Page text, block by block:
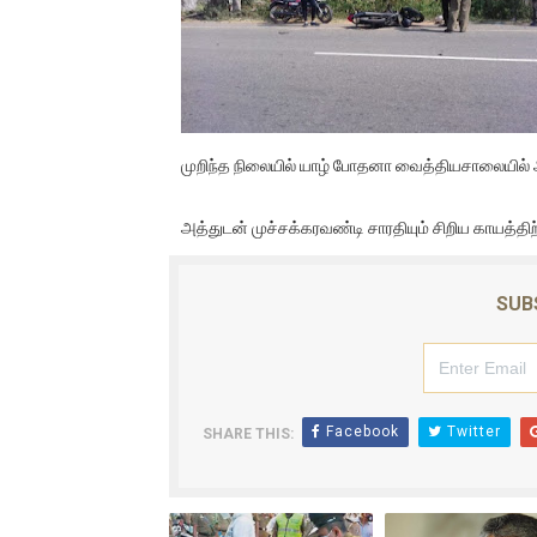
01/11/2021 Scotland ல்
பாலச்சந்திரன் மற்றும்
பிரிட்டனால் கடத்தப்படும்
கைது செய்யப்பட்ட இளைஞன்
தடுப்பூசியை பெற்றுக்
தியாகதீபம் லெப்.கேணல்
முறிந்த நிலையில் யாழ் போதனா வைத்தியசாலையில்
அத்துடன் முச்சக்கரவண்டி சாரதியும் சிறிய
SHARE THIS: Facebook Twitter